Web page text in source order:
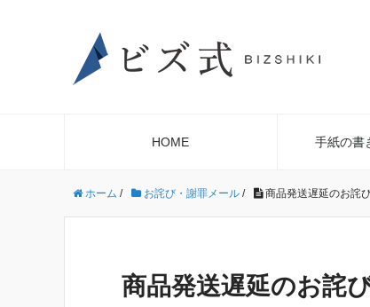
HOME 手紙の書
ホーム / お詫び・謝罪メール / 商品発送遅延のお詫
商品発送遅延のお詫